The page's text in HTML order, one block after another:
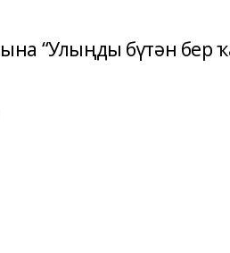
“Улыңды бүтән бер